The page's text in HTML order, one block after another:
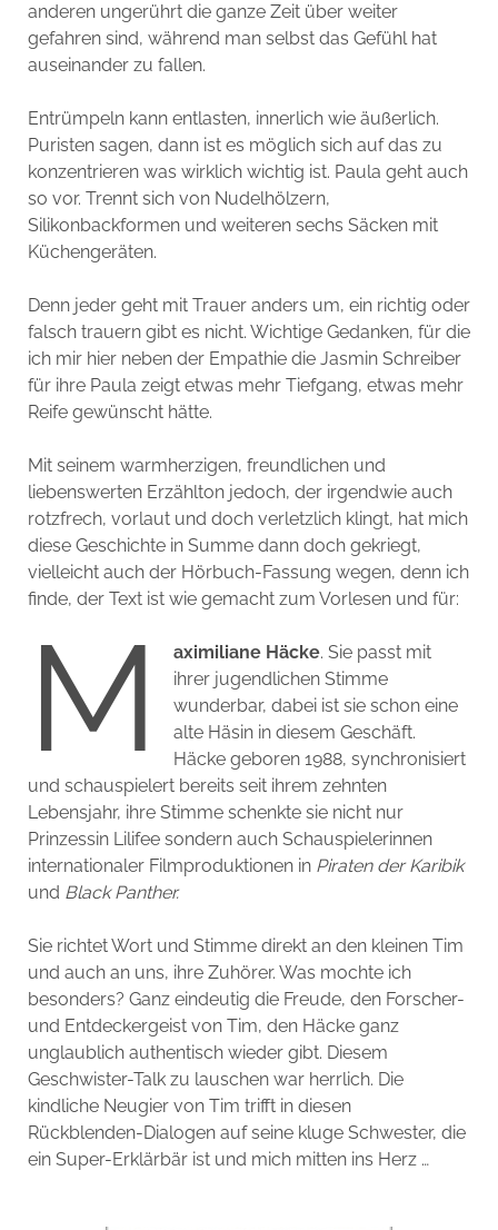
anderen ungerührt die ganze Zeit über weiter
gefahren sind, während man selbst das Gefühl hat
auseinander zu fallen.
Entrümpeln kann entlasten, innerlich wie äußerlich.
Puristen sagen, dann ist es möglich sich auf das zu
konzentrieren was wirklich wichtig ist. Paula geht auch
so vor. Trennt sich von Nudelhölzern,
Silikonbackformen und weiteren sechs Säcken mit
Küchengeräten.
Denn jeder geht mit Trauer anders um, ein richtig oder
falsch trauern gibt es nicht. Wichtige Gedanken, für die
ich mir hier neben der Empathie die Jasmin Schreiber
für ihre Paula zeigt etwas mehr Tiefgang, etwas mehr
Reife gewünscht hätte.
Mit seinem warmherzigen, freundlichen und
liebenswerten Erzählton jedoch, der irgendwie auch
rotzfrech, vorlaut und doch verletzlich klingt, hat mich
diese Geschichte in Summe dann doch gekriegt,
vielleicht auch der Hörbuch-Fassung wegen, denn ich
finde, der Text ist wie gemacht zum Vorlesen und für:
M aximiliane Häcke. Sie passt mit
ihrer jugendlichen Stimme
wunderbar, dabei ist sie schon eine
alte Häsin in diesem Geschäft.
Häcke geboren 1988, synchronisiert
und schauspielert bereits seit ihrem zehnten
Lebensjahr, ihre Stimme schenkte sie nicht nur
Prinzessin Lilifee sondern auch Schauspielerinnen
internationaler Filmproduktionen in Piraten der Karibik
und Black Panther.
Sie richtet Wort und Stimme direkt an den kleinen Tim
und auch an uns, ihre Zuhörer. Was mochte ich
besonders? Ganz eindeutig die Freude, den Forscher-
und Entdeckergeist von Tim, den Häcke ganz
unglaublich authentisch wieder gibt. Diesem
Geschwister-Talk zu lauschen war herrlich. Die
kindliche Neugier von Tim trifft in diesen
Rückblenden-Dialogen auf seine kluge Schwester, die
ein Super-Erklärbär ist und mich mitten ins Herz …